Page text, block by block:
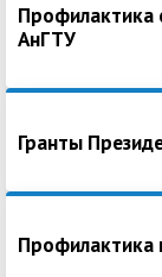
Профилактика
АнГТУ
Гранты
Профилактика